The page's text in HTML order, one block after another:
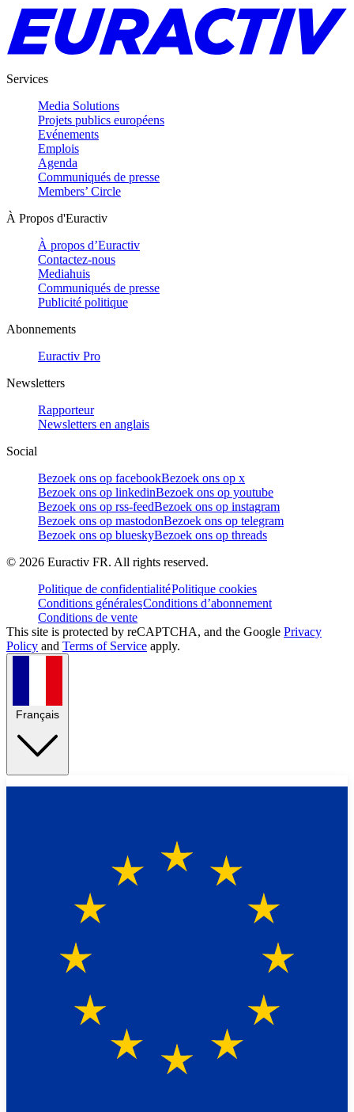
Services
Media Solutions
Projets publics européens
Evénements
Emplois
Agenda
Communiqués de presse
Members’ Circle
À Propos d'Euractiv
À propos d’Euractiv
Contactez-nous
Mediahuis
Communiqués de presse
Publicité politique
Abonnements
Euractiv Pro
Newsletters
Rapporteur
Newsletters en anglais
Social
Bezoek ons op facebookBezoek ons op x
Bezoek ons op linkedinBezoek ons op youtube
Bezoek ons op rss-feedBezoek ons op instagram
Bezoek ons op mastodonBezoek ons op telegram
Bezoek ons op blueskyBezoek ons op threads
© 2026 Euractiv FR. All rights reserved.
Politique de confidentialitéPolitique cookies
Conditions généralesConditions d’abonnement
Conditions de vente
This site is protected by reCAPTCHA, and the Google Privacy
Policy and Terms of Service apply.
Français